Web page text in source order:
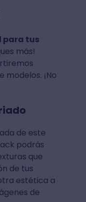
para tus
más!
modelos. ¡No
de este
podrás
que
de tus
estética a
de